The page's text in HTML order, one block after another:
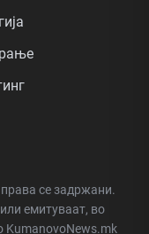
се задржани.
емитуваат, во
KumanovoNews.mk